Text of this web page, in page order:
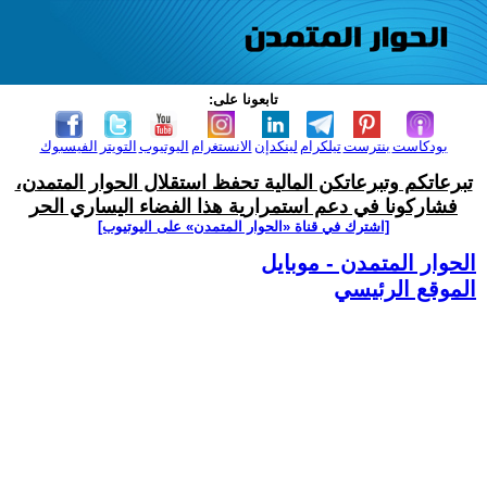
تابعونا على:
الفيسبوك التويتر اليوتيوب الانستغرام لينكدإن تيلكرامبنترست بودكاست
تبرعاتكم وتبرعاتكن المالية تحفظ استقلال الحوار المتمدن،
فشاركونا في دعم استمرارية هذا الفضاء اليساري الحر
[اشترك في قناة ‫«الحوار المتمدن» على اليوتيوب]
الحوار المتمدن - موبايل
الموقع الرئيسي